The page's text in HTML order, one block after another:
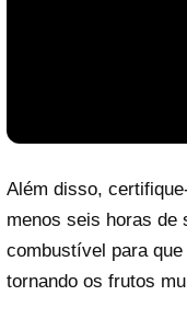
Além disso,
menos seis horas de
combustível para
tornando os frutos